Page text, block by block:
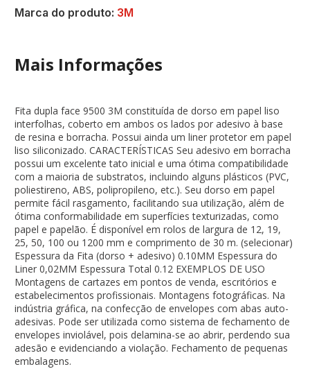
Marca do produto: 3M
Mais Informações
Fita dupla face 9500 3M constituída de dorso em papel liso
interfolhas, coberto em ambos os lados por adesivo à base
de resina e borracha. Possui ainda um liner protetor em papel
liso siliconizado. CARACTERÍSTICAS Seu adesivo em borracha
possui um excelente tato inicial e uma ótima compatibilidade
com a maioria de substratos, incluindo alguns plásticos (PVC,
poliestireno, ABS, polipropileno, etc.). Seu dorso em papel
permite fácil rasgamento, facilitando sua utilização, além de
ótima conformabilidade em superfícies texturizadas, como
papel e papelão. É disponível em rolos de largura de 12, 19,
25, 50, 100 ou 1200 mm e comprimento de 30 m. (selecionar)
Espessura da Fita (dorso + adesivo) 0.10MM Espessura do
Liner 0,02MM Espessura Total 0.12 EXEMPLOS DE USO
Montagens de cartazes em pontos de venda, escritórios e
estabelecimentos profissionais. Montagens fotográficas. Na
indústria gráfica, na confecção de envelopes com abas auto-
adesivas. Pode ser utilizada como sistema de fechamento de
envelopes inviolável, pois delamina-se ao abrir, perdendo sua
adesão e evidenciando a violação. Fechamento de pequenas
embalagens.